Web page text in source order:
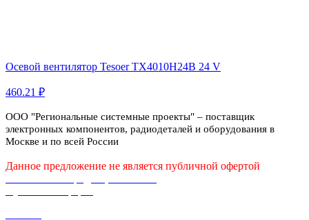
Осевой вентилятор Tesoer TX4010H24B 24 V
460.21 ₽
ООО "Региональные системные проекты" – поставщик
электронных компонентов, радиодеталей и оборудования в
Москве и по всей России
Данное предложение не является публичной офертой